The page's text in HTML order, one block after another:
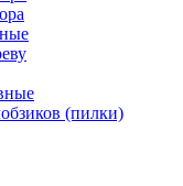
(пилки)